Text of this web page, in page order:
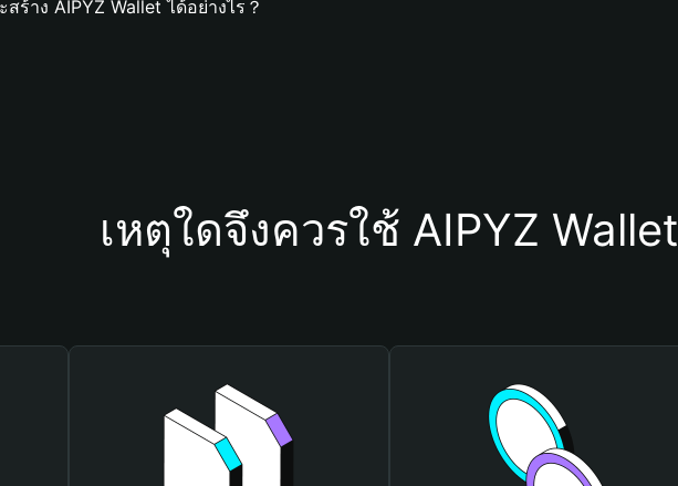
าง AIPYZ Wallet ได้อย่างไร？
เหตุใดจึงควรใช้ AIPYZ Wallet